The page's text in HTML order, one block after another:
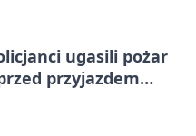
ugasili pożar
przyjazdem